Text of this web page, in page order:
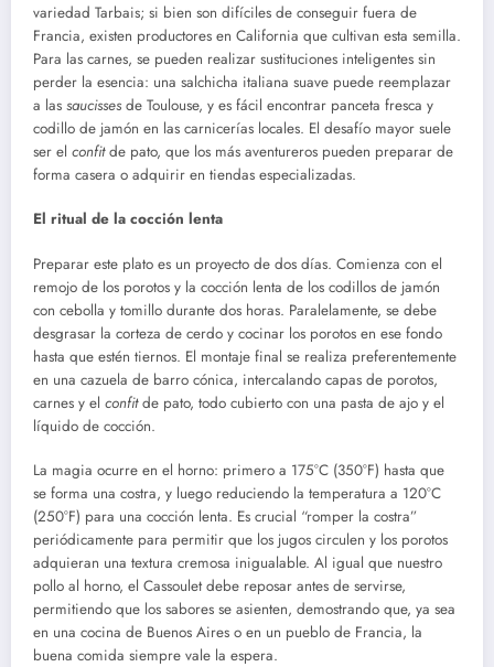
variedad Tarbais; si bien son difíciles de conseguir fuera de
Francia, existen productores en California que cultivan esta semilla.
Para las carnes, se pueden realizar sustituciones inteligentes sin
perder la esencia: una salchicha italiana suave puede reemplazar
a las saucisses de Toulouse, y es fácil encontrar panceta fresca y
codillo de jamón en las carnicerías locales. El desafío mayor suele
ser el confitde pato, que los más aventureros pueden preparar de
forma casera o adquirir en tiendas especializadas.
El ritual de la cocción lenta
Preparar este plato es un proyecto de dos días. Comienza con el
remojo de los porotos y la cocción lenta de los codillos de jamón
con cebolla y tomillo durante dos horas. Paralelamente, se debe
desgrasar la corteza de cerdo y cocinar los porotos en ese fondo
hasta que estén tiernos. El montaje final se realiza preferentemente
en una cazuela de barro cónica, intercalando capas de porotos,
carnes y el confitde pato, todo cubierto con una pasta de ajo y el
líquido de cocción.
La magia ocurre en el horno: primero a 175°C (350°F) hasta que
se forma una costra, y luego reduciendo la temperatura a 120°C
(250°F) para una cocción lenta. Es crucial “romper la costra”
periódicamente para permitir que los jugos circulen y los porotos
adquieran una textura cremosa inigualable. Al igual que nuestro
pollo al horno, el Cassoulet debe reposar antes de servirse,
permitiendo que los sabores se asienten, demostrando que, ya sea
en una cocina de Buenos Aires o en un pueblo de Francia, la
buena comida siempre vale la espera.